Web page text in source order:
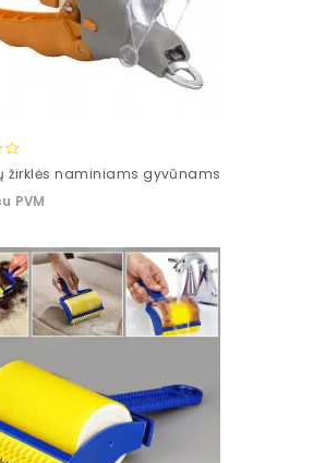
žirklės naminiams gyvūnams
PVM